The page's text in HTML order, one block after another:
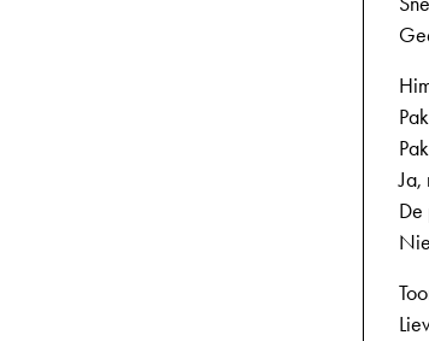
Ja,
De